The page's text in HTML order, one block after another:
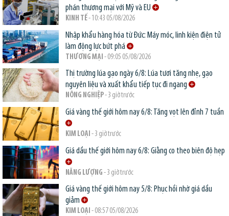
phán thương mại với Mỹ và EU
KINH TẾ- 10:43 05/08/2026
Nhập khẩu hàng hóa từ Đức: Máy móc, linh kiện điện tử
làm động lực bứt phá
THƯƠNG MẠI - 09:05 05/08/2026
Thị trường lúa gạo ngày 6/8: Lúa tươi tăng nhẹ, gạo
nguyên liệu và xuất khẩu tiếp tục đi ngang
NÔNG NGHIỆP- 3 giờ trước
Giá vàng thế giới hôm nay 6/8: Tăng vọt lên đỉnh 7 tuần
KIM LOẠI - 3 giờ trước
Giá dầu thế giới hôm nay 6/8: Giằng co theo biên độ hẹp
NĂNG LƯỢNG - 3 giờ trước
Giá vàng thế giới hôm nay 5/8: Phục hồi nhờ giá dầu
giảm
KIM LOẠI - 08:57 05/08/2026